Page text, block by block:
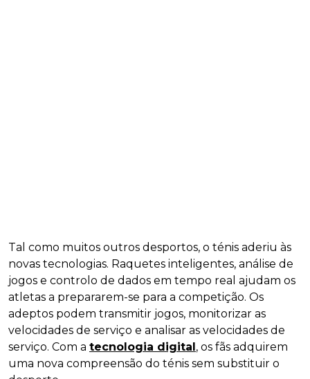
Tal como muitos outros desportos, o ténis aderiu às
novas tecnologias. Raquetes inteligentes, análise de
jogos e controlo de dados em tempo real ajudam os
atletas a prepararem-se para a competição. Os
adeptos podem transmitir jogos, monitorizar as
velocidades de serviço e analisar as velocidades de
serviço. Com a tecnologia digital, os fãs adquirem
uma nova compreensão do ténis sem substituir o